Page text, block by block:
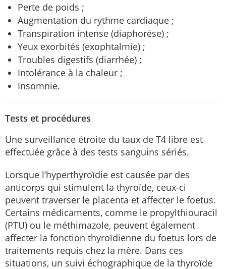
Perte de poids ;
Augmentation du rythme cardiaque ;
Transpiration intense (diaphorèse) ;
Yeux exorbités (exophtalmie) ;
Troubles digestifs (diarrhée) ;
Intolérance à la chaleur ;
Insomnie.
Tests et procédures
Une surveillance étroite du taux de T4 libre est
effectuée grâce à des tests sanguins sériés.
Lorsque l’hyperthyroïdie est causée par des
anticorps qui stimulent la thyroïde, ceux-ci
peuvent traverser le placenta et affecter le foetus.
Certains médicaments, comme le propylthiouracil
(PTU) ou le méthimazole, peuvent également
affecter la fonction thyroïdienne du foetus lors de
traitements requis chez la mère. Dans ces
situations, un suivi échographique de la thyroïde